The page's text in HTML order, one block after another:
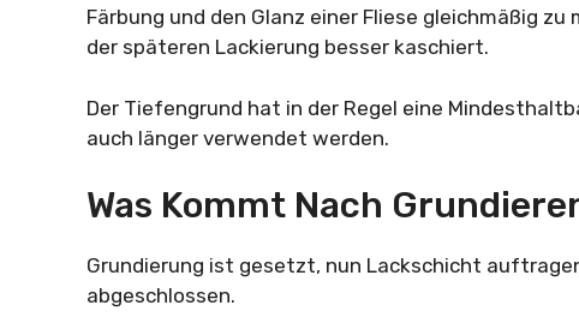
Färbung und den Glanz einer Fliese gleichmäßig
der späteren Lackierung besser kaschiert.
Der Tiefengrund hat in der Regel eine
auch länger verwendet werden.
Was Kommt Nach
Grundierung ist gesetzt, nun Lackschicht
abgeschlossen.